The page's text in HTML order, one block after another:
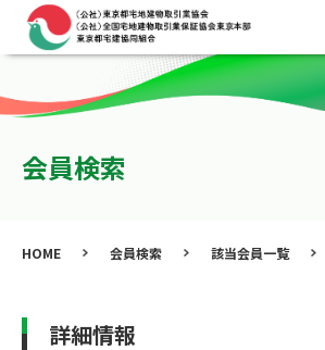
会員検索
HOME 会員検索 該当会員一覧
詳細情報